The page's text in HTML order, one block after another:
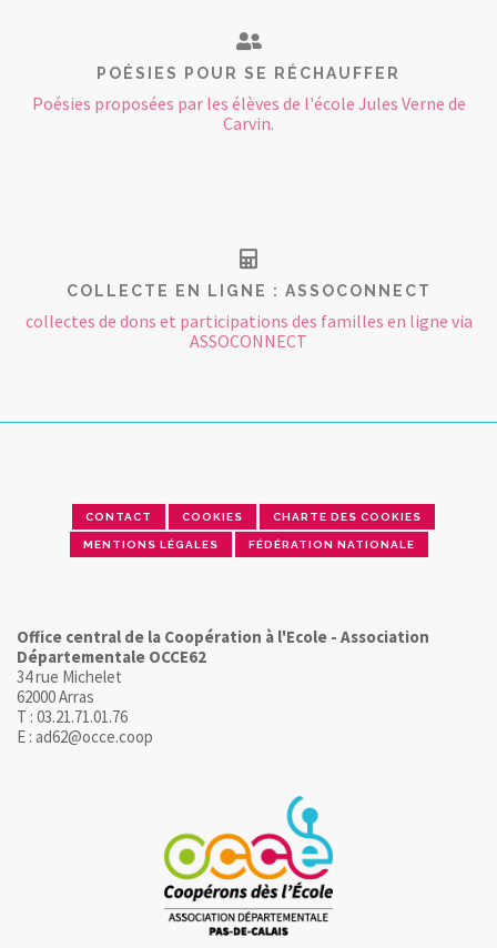
POÉSIES POUR SE RÉCHAUFFER
Poésies proposées par les élèves de l'école Jules Verne de
Carvin.
COLLECTE EN LIGNE : ASSOCONNECT
collectes de dons et participations des familles en ligne via
ASSOCONNECT
CONTACT COOKIES CHARTE DES COOKIES
MENTIONS LÉGALES FÉDÉRATION NATIONALE
Office central de la Coopération à l'Ecole - Association
Départementale OCCE62
34 rue Michelet
62000 Arras
T : 03.21.71.01.76
E : ad62@occe.coop